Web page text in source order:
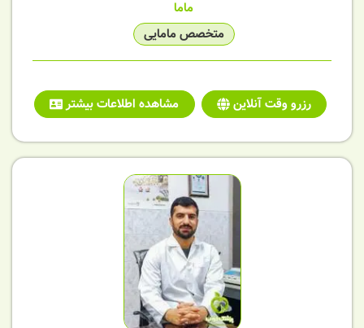
ماما
متخصص مامایی
رزرو وقت آنلاین مشاهده اطلاعات بیشتر